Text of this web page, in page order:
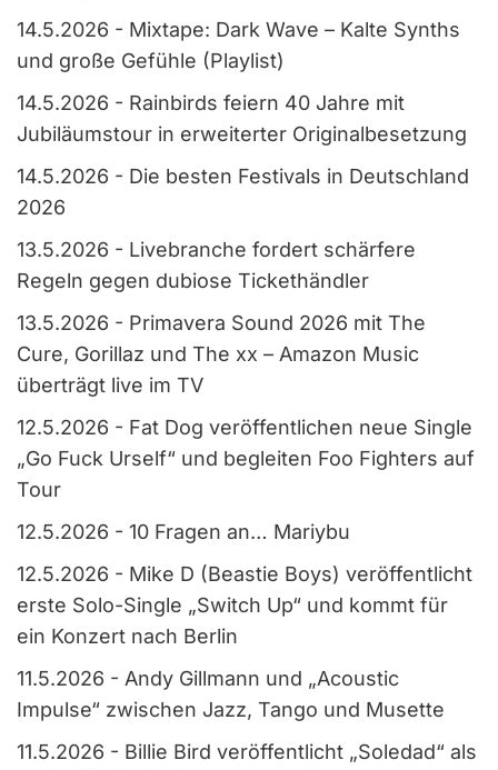
14.5.2026 - Mixtape: Dark Wave – Kalte Synths
und große Gefühle (Playlist)
14.5.2026 - Rainbirds feiern 40 Jahre mit
Jubiläumstour in erweiterter Originalbesetzung
14.5.2026 - Die besten Festivals in Deutschland
2026
13.5.2026 - Livebranche fordert schärfere
Regeln gegen dubiose Tickethändler
13.5.2026 - Primavera Sound 2026 mit The
Cure, Gorillaz und The xx – Amazon Music
überträgt live im TV
12.5.2026 - Fat Dog veröffentlichen neue Single
„Go Fuck Urself“ und begleiten Foo Fighters auf
Tour
12.5.2026 - 10 Fragen an… Mariybu
12.5.2026 - Mike D (Beastie Boys) veröffentlicht
erste Solo-Single „Switch Up“ und kommt für
ein Konzert nach Berlin
11.5.2026 - Andy Gillmann und „Acoustic
Impulse“ zwischen Jazz, Tango und Musette
11.5.2026 - Billie Bird veröffentlicht „Soledad“ als